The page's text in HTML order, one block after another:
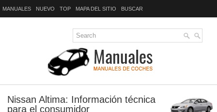
MANUALES NUEVO TOP MAPA DEL SITIO BUSCAR
Nissan Altima: Información técnica
para el consumidor